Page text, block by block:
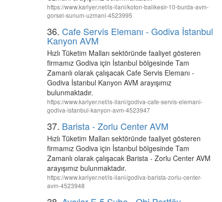
https://www.kariyer.net/is-ilani/koton-balikesir-10-burda-avm-
gorsel-sunum-uzmani-4523995
36. Cafe Servis Elemanı - Godiva İstanbul
Kanyon AVM
Hızlı Tüketim Malları sektöründe faaliyet gösteren
firmamız Godiva için İstanbul bölgesinde Tam
Zamanlı olarak çalışacak Cafe Servis Elemanı -
Godiva İstanbul Kanyon AVM arayışımız
bulunmaktadır.
https://www.kariyer.net/is-ilani/godiva-cafe-servis-elemani-
godiva-istanbul-kanyon-avm-4523947
37. Barista - Zorlu Center AVM
Hızlı Tüketim Malları sektöründe faaliyet gösteren
firmamız Godiva için İstanbul bölgesinde Tam
Zamanlı olarak çalışacak Barista - Zorlu Center AVM
arayışımız bulunmaktadır.
https://www.kariyer.net/is-ilani/godiva-barista-zorlu-center-
avm-4523948